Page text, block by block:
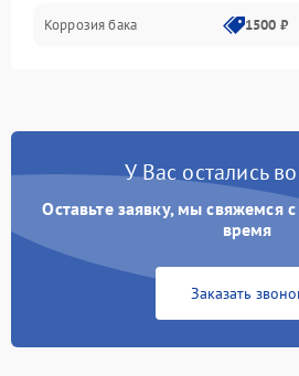
Коррозия бака 1500 ₽
У Вас остались
Оставьте заявку, мы свяжемся
время
Заказать